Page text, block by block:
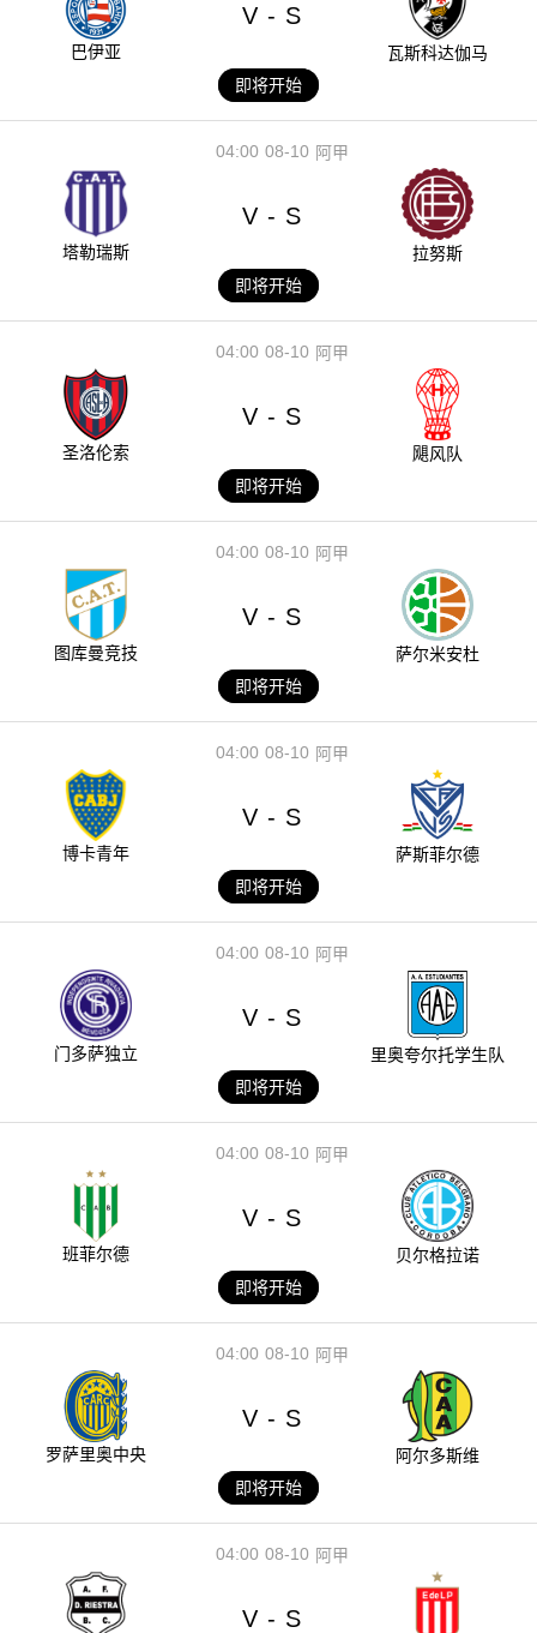
巴伊亚
V - S
瓦斯科达伽马
即将开始
08-10
04:00 阿甲
塔勒瑞斯
V - S
拉努斯
即将开始
08-10
04:00 阿甲
圣洛伦索
V - S
飓风队
即将开始
08-10
04:00 阿甲
图库曼竞技
V - S
萨尔米安杜
即将开始
08-10
04:00 阿甲
博卡青年
V - S
萨斯菲尔德
即将开始
08-10
04:00 阿甲
门多萨独立
V - S
里奥夸尔托学生队
即将开始
08-10
04:00 阿甲
班菲尔德
V - S
贝尔格拉诺
即将开始
08-10
04:00 阿甲
罗萨里奥中央
V - S
阿尔多斯维
即将开始
08-10
04:00 阿甲
V - S